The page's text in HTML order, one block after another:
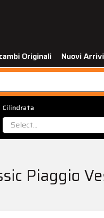
Originali Nuovi Arrivi
Cilindrata
Select...
Piaggio